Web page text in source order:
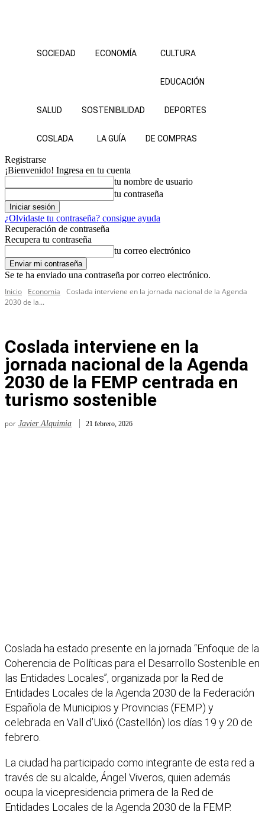
SOCIEDAD ECONOMÍA CULTURA
EDUCACIÓN
SALUD SOSTENIBILIDAD DEPORTES
COSLADA LA GUÍA DE COMPRAS
Registrarse
¡Bienvenido! Ingresa en tu cuenta
tu nombre de usuario
tu contraseña
¿Olvidaste tu contraseña? consigue ayuda
Recuperación de contraseña
Recupera tu contraseña
tu correo electrónico
Se te ha enviado una contraseña por correo electrónico.
Inicio
Economía
Coslada interviene en la jornada nacional de la Agenda
2030 de la...
Coslada interviene en la
jornada nacional de la Agenda
2030 de la FEMP centrada en
turismo sostenible
por Javier Alquimia 21 febrero, 2026
Coslada ha estado presente en la jornada “Enfoque de la
Coherencia de Políticas para el Desarrollo Sostenible en
las Entidades Locales”, organizada por la Red de
Entidades Locales de la Agenda 2030 de la Federación
Española de Municipios y Provincias (FEMP) y
celebrada en Vall d’Uixó (Castellón) los días 19 y 20 de
febrero.
La ciudad ha participado como integrante de esta red a
través de su alcalde, Ángel Viveros, quien además
ocupa la vicepresidencia primera de la Red de
Entidades Locales de la Agenda 2030 de la FEMP.